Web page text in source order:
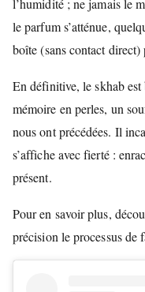
l’humidité ; ne jamais le
le parfum s’atténue,
boîte (sans contact
En définitive, le skhab est
mémoire en perles, un
nous ont précédées. Il
s’affiche avec fierté :
présent.
Pour en savoir plus,
précision le processus de